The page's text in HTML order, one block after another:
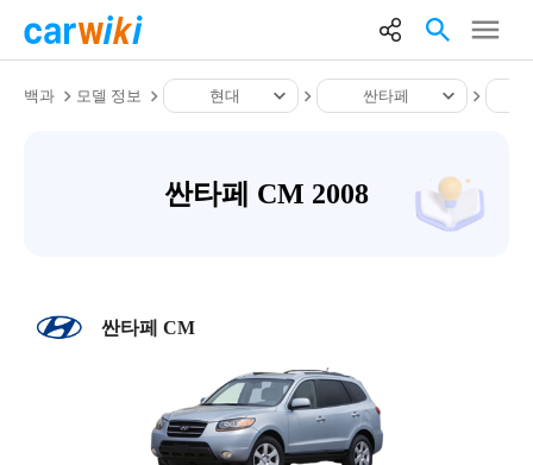
백과 모델 정보 현대 싼타페
싼타페 CM 2008
싼타페 CM